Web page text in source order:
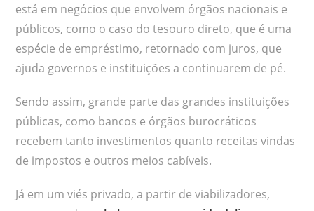
está em negócios que envolvem órgãos nacionais e
públicos, como o caso do tesouro direto, que é uma
espécie de empréstimo, retornado com juros, que
ajuda governos e instituições a continuarem de pé.
Sendo assim, grande parte das grandes instituições
públicas, como bancos e órgãos burocráticos
recebem tanto investimentos quanto receitas vindas
de impostos e outros meios cabíveis.
Já em um viés privado, a partir de viabilizadores,